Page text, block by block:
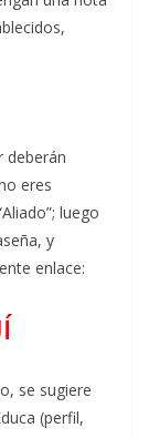
deberán
eres
luego
y
enlace:
se sugiere
(perfil,